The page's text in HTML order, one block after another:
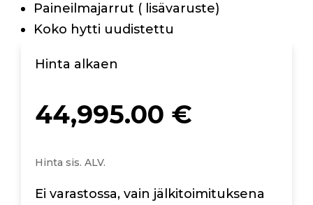
Paineilmajarrut ( lisävaruste)
Koko hytti uudistettu
Hinta alkaen
44,995.00 €
Hinta sis. ALV.
Ei varastossa, vain jälkitoimituksena